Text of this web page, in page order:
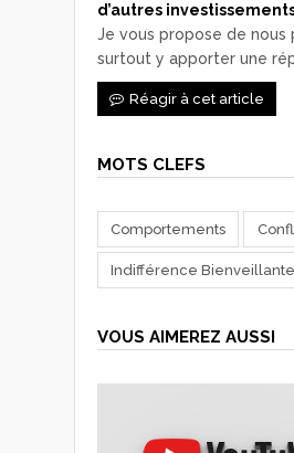
d’autres
Je vous propose de nous
surtout y apporter une
Réagir à cet article
MOTS CLEFS
Comportements
Indifférence Bienveillante
VOUS AIMEREZ AUSSI